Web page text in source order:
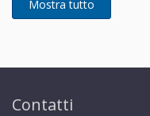
Contatti